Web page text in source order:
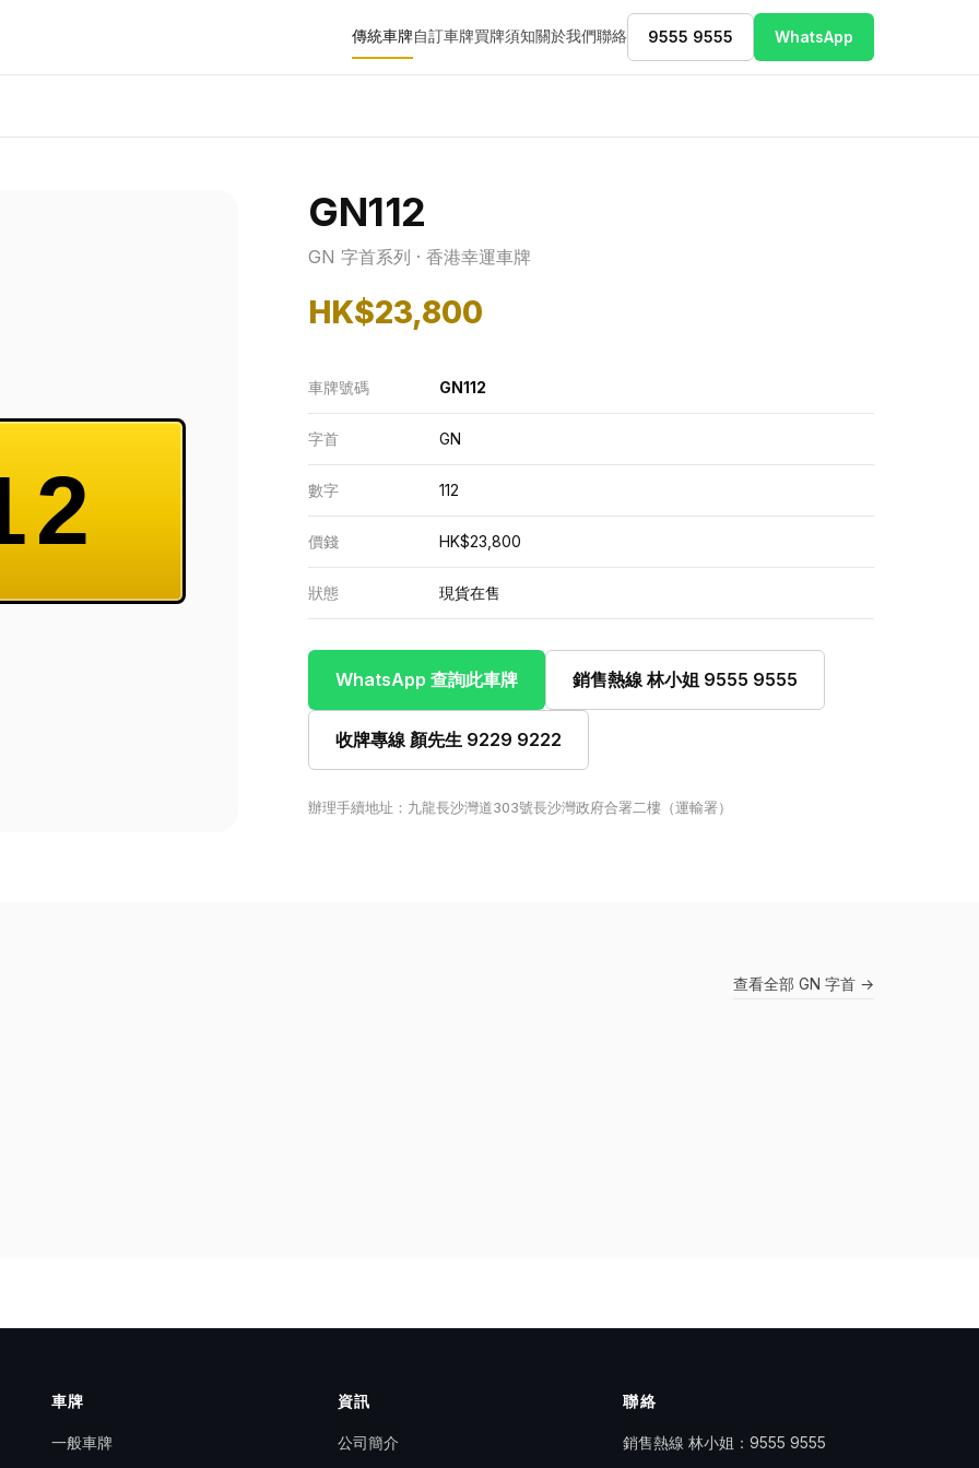
傳統車牌自訂車牌買牌須知關於我們聯絡 9555 9555 WhatsApp
GN112
GN 字首系列 · 香港幸運車牌
HK$23,800
車牌號碼 GN112
字首 GN
數字 112
價錢 HK$23,800
狀態 現貨在售
WhatsApp 查詢此車牌 銷售熱線 林小姐 9555 9555
收牌專線 顏先生 9229 9222
辦理手續地址：九龍長沙灣道303號長沙灣政府合署二樓（運輸署）
查看全部 GN 字首 →
車牌
一般車牌
資訊
公司簡介
聯絡
銷售熱線 林小姐：9555 9555